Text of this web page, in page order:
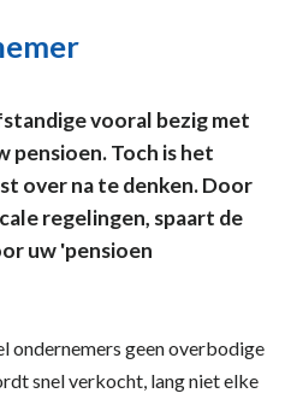
vooral bezig met
pensioen. Toch is het
over na te denken. Door
regelingen, spaart de
uw 'pensioen
ondernemers geen overbodige
snel verkocht, lang niet elke